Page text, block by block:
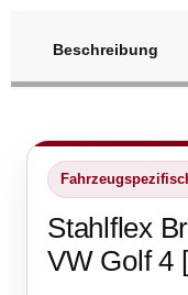
Beschreibung
Stahlflex
VW Golf 4